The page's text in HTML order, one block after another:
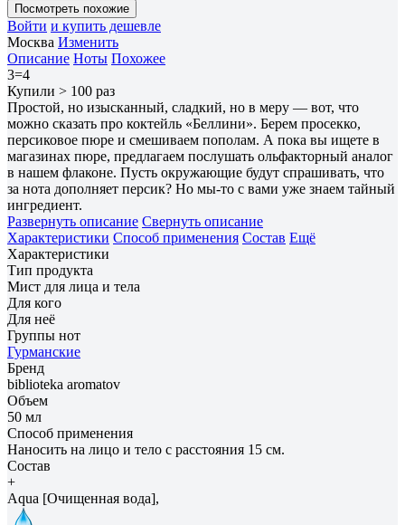
Посмотреть похожие
Войти и купить дешевле
Москва Изменить
Описание Ноты Похожее
3=4
Купили > 100 раз
Простой, но изысканный, сладкий, но в меру — вот, что
можно сказать про коктейль «Беллини». Берем просекко,
персиковое пюре и смешиваем пополам. А пока вы ищете в
магазинах пюре, предлагаем послушать ольфакторный аналог
в нашем флаконе. Пусть окружающие будут спрашивать, что
за нота дополняет персик? Но мы-то с вами уже знаем тайный
ингредиент.
Развернуть описание Свернуть описание
Характеристики Способ применения Состав Ещё
Характеристики
Тип продукта
Мист для лица и тела
Для кого
Для неё
Группы нот
Гурманские
Бренд
biblioteka aromatov
Объем
50 мл
Способ применения
Наносить на лицо и тело с расстояния 15 см.
Состав
+
Aqua [Очищенная вода],